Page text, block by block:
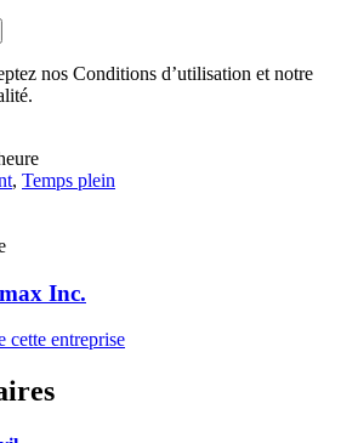
nos Conditions d’utilisation et notre
, Temps plein
Inc.
cette entreprise